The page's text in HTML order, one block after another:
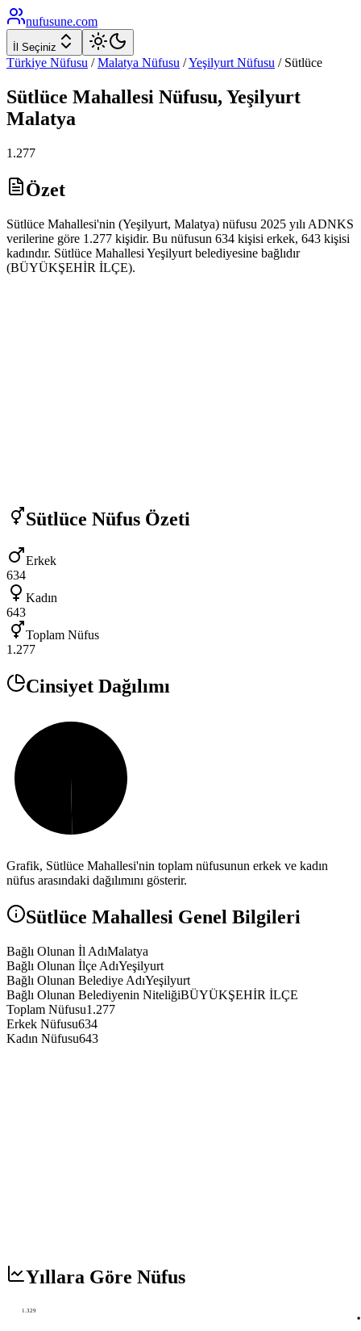
nufusune.com
İl Seçiniz
Türkiye Nüfusu / Malatya Nüfusu /Yeşilyurt Nüfusu / Sütlüce
Sütlüce Mahallesi Nüfusu, Yeşilyurt
Malatya
1.277
Özet
Sütlüce Mahallesi'nin (Yeşilyurt, Malatya) nüfusu 2025 yılı ADNKS
verilerine göre 1.277 kişidir. Bu nüfusun 634 kişisi erkek, 643 kişisi
kadındır. Sütlüce Mahallesi Yeşilyurt belediyesine bağlıdır
(BÜYÜKŞEHİR İLÇE).
Sütlüce Nüfus Özeti
Erkek
634
Kadın
643
Toplam Nüfus
1.277
Cinsiyet Dağılımı
Grafik, Sütlüce Mahallesi'nin toplam nüfusunun erkek ve kadın
nüfus arasındaki dağılımını gösterir.
Sütlüce Mahallesi Genel Bilgileri
Bağlı Olunan İl AdıMalatya
Bağlı Olunan İlçe AdıYeşilyurt
Bağlı Olunan Belediye AdıYeşilyurt
Bağlı Olunan Belediyenin NiteliğiBÜYÜKŞEHİR İLÇE
Toplam Nüfusu1.277
Erkek Nüfusu634
Kadın Nüfusu643
Yıllara Göre Nüfus
1.329